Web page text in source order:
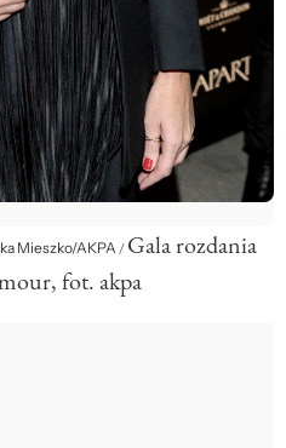
Mieszko/AKPA/Gala rozdania
fot. akpa